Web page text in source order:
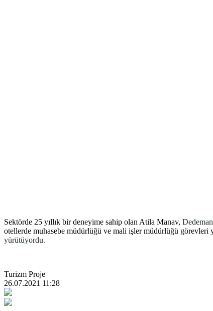
Sektörde 25 yıllık bir deneyime sahip olan Atila Manav,
otellerde muhasebe müdürlüğü ve mali işler müdürlüğü görevleri
yürütüyordu.
Turizm Proje
26.07.2021 11:28